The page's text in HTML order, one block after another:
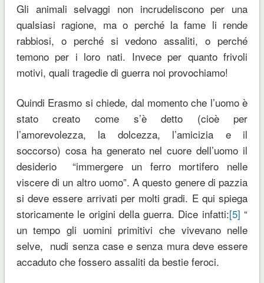
Gli animali selvaggi non incrudeliscono per una
qualsiasi ragione, ma o perché la fame li rende
rabbiosi, o perché si vedono assaliti, o perché
temono per i loro nati. Invece per quanto frivoli
motivi, quali tragedie di guerra noi provochiamo!
Quindi Erasmo si chiede, dal momento che l’uomo è
stato creato come s’è detto (cioè per
l’amorevolezza, la dolcezza, l’amicizia e il
soccorso) cosa ha generato nel cuore dell’uomo il
desiderio “immergere un ferro mortifero nelle
viscere di un altro uomo”. A questo genere di pazzia
si deve essere arrivati per molti gradi. E qui spiega
storicamente le origini della guerra. Dice infatti:[5] “
un tempo gli uomini primitivi che vivevano nelle
selve, nudi senza case e senza mura deve essere
accaduto che fossero assaliti da bestie feroci.